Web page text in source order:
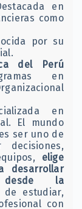
en
como
por su
del Perú
en
en
El mundo
ser uno de
elige
desarrollar
desde la
estudiar,
con